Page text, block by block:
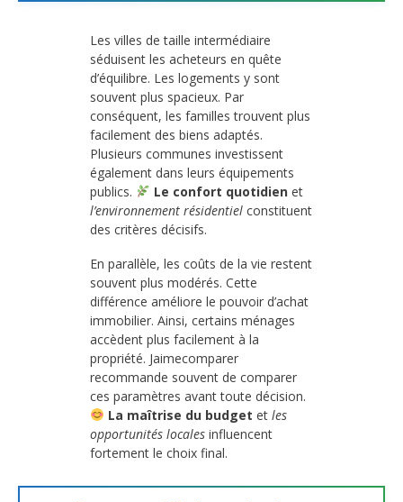
Les villes de taille intermédiaire
séduisent les acheteurs en quête
d’équilibre. Les logements y sont
souvent plus spacieux. Par
conséquent, les familles trouvent plus
facilement des biens adaptés.
Plusieurs communes investissent
également dans leurs équipements
publics.
Le confort quotidienet
l’environnement résidentiel constituent
des critères décisifs.
En parallèle, les coûts de la vie restent
souvent plus modérés. Cette
différence améliore le pouvoir d’achat
immobilier. Ainsi, certains ménages
accèdent plus facilement à la
propriété. Jaimecomparer
recommande souvent de comparer
ces paramètres avant toute décision.
La maîtrise du budget et les
opportunités locales influencent
fortement le choix final.